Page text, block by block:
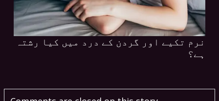
نرم تکیے اور گردن کے درد میں کیا رشتہ
ہے؟